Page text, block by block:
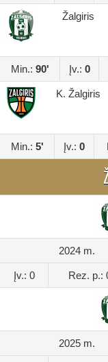
Žalgiris
Min.: 90' Įv.: 0
K. Žalgiris
Min.: 5' Įv.: 0
2024 m.
Įv.: 0 Rez. p.:
2025 m.